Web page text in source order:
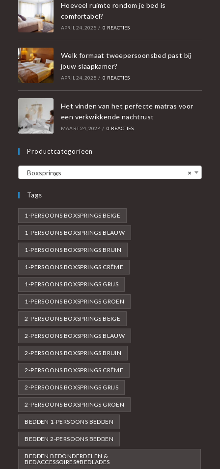
Hoeveel ruimte rondom je bed is
comfortabel?
APRIL 24, 2025 / 0 REACTIES
Welk formaat tweepersoonsbed past bij
jouw slaapkamer?
APRIL 24, 2025 / 0 REACTIES
Het vinden van het perfecte matras voor
een verkwikkende nachtrust
MAART 24, 2024 / 0 REACTIES
Productcategorieën
×
Boxsprings
Tags
1-PERSOONS BOXSPRINGS BEIGE
1-PERSOONS BOXSPRINGS BLAUW
1-PERSOONS BOXSPRINGS BRUIN
1-PERSOONS BOXSPRINGS CRÈME
1-PERSOONS BOXSPRINGS GRIJS
1-PERSOONS BOXSPRINGS GROEN
2-PERSOONS BOXSPRINGS BEIGE
2-PERSOONS BOXSPRINGS BLAUW
2-PERSOONS BOXSPRINGS BRUIN
2-PERSOONS BOXSPRINGS CRÈME
2-PERSOONS BOXSPRINGS GRIJS
2-PERSOONS BOXSPRINGS GROEN
BEDDEN 1-PERSOONS BEDDEN
BEDDEN 2-PERSOONS BEDDEN
BEDDEN BEDONDERDELEN &
BEDACCESSOIRES#BEDLADES